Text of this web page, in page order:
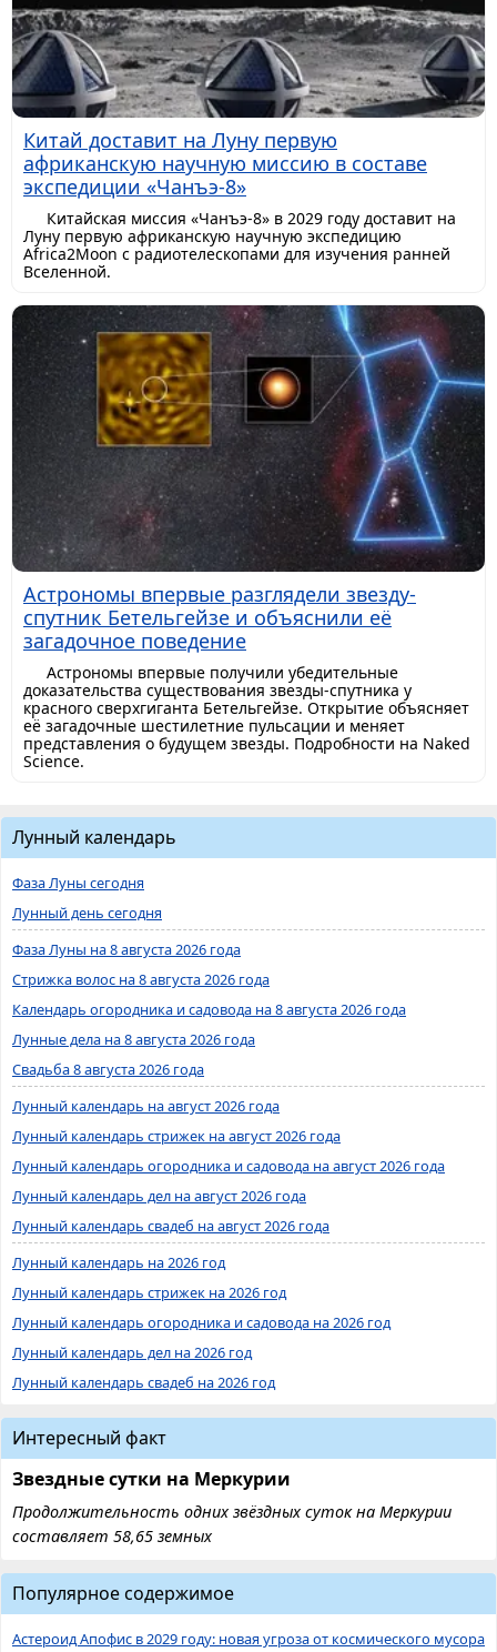
Китай доставит на Луну первую
африканскую научную миссию в составе
экспедиции «Чанъэ-8»
Китайская миссия «Чанъэ-8» в 2029 году доставит на
Луну первую африканскую научную экспедицию
Africa2Moon с радиотелескопами для изучения ранней
Вселенной.
Астрономы впервые разглядели звезду-
спутник Бетельгейзе и объяснили её
загадочное поведение
Астрономы впервые получили убедительные
доказательства существования звезды-спутника у
красного сверхгиганта Бетельгейзе. Открытие объясняет
её загадочные шестилетние пульсации и меняет
представления о будущем звезды. Подробности на Naked
Science.
Лунный календарь
Фаза Луны сегодня
Лунный день сегодня
Фаза Луны на 8 августа 2026 года
Стрижка волос на 8 августа 2026 года
Календарь огородника и садовода на 8 августа 2026 года
Лунные дела на 8 августа 2026 года
Свадьба 8 августа 2026 года
Лунный календарь на август 2026 года
Лунный календарь стрижек на август 2026 года
Лунный календарь огородника и садовода на август 2026 года
Лунный календарь дел на август 2026 года
Лунный календарь свадеб на август 2026 года
Лунный календарь на 2026 год
Лунный календарь стрижек на 2026 год
Лунный календарь огородника и садовода на 2026 год
Лунный календарь дел на 2026 год
Лунный календарь свадеб на 2026 год
Интересный факт
Звездные сутки на Меркурии
Продолжительность одних звёздных суток на Меркурии
составляет 58,65 земных
Популярное содержимое
Астероид Апофис в 2029 году: новая угроза от космического мусора